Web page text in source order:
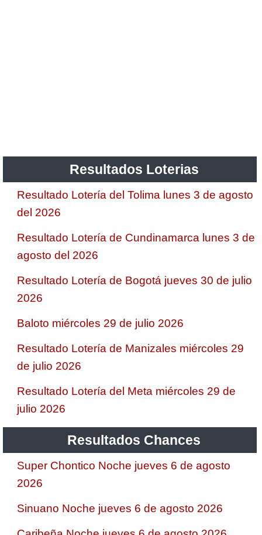
Resultados Loterias
Resultado Lotería del Tolima lunes 3 de agosto
del 2026
Resultado Lotería de Cundinamarca lunes 3 de
agosto del 2026
Resultado Lotería de Bogotá jueves 30 de julio
2026
Baloto miércoles 29 de julio 2026
Resultado Lotería de Manizales miércoles 29
de julio 2026
Resultado Lotería del Meta miércoles 29 de
julio 2026
Resultados Chances
Super Chontico Noche jueves 6 de agosto
2026
Sinuano Noche jueves 6 de agosto 2026